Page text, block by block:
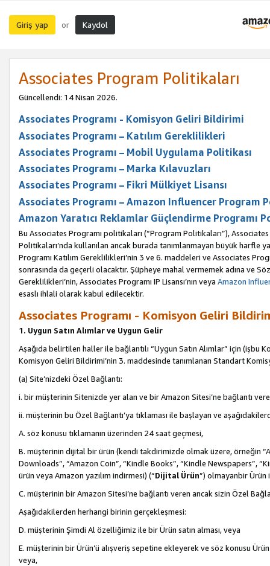
Giriş yap or Kaydol
Associates Program Politikaları
Güncellendi: 14 Nisan 2026.
Associates Programı - Komisyon Geliri Bildirimi
Associates Programı – Katılım Gereklilikleri
Associates Programı – Mobil Uygulama Politikası
Associates Programı – Marka Kılavuzları
Associates Programı – Fikri Mülkiyet Lisansı
Associates Programı – Amazon Influencer Program
Amazon Yaratıcı Reklamlar Güçlendirme Programı
Bu Associates Programı politikaları (“Program Politikaları”),
Politikaları’nda kullanılan ancak burada tanımlanmayan büyük harfle
Programı Katılım Gereklilikleri’nin 3 ve 6. maddeleri ve Associates
sonrasında da geçerli olacaktır. Şüpheye mahal vermemek adına ve
Gereklilikleri’nin, Associates Programı IP Lisansı’nın veya Amazon
esaslı ihlali olarak kabul edilecektir.
Associates Programı - Komisyon Geliri
1. Uygun Satın Alımlar ve Uygun Gelir
Aşağıda belirtilen haller ile bağlantılı “Uygun Satın Alımlar” için
Komisyon Geliri Bildirimi’nin 3. maddesinde tanımlanan Standart
(a) Site’nizdeki Özel Bağlantı:
i. bir müşterinin Sitenizde yer alan ve bir Amazon Sitesi’ne bağlantı
ii. müşterinin bu Özel Bağlantı’ya tıklaması ile başlayan ve
A. söz konusu tıklamanın üzerinden 24 saat geçmesi,
B. müşterinin dijital bir ürün (kendi takdirimizde olmak üzere, örneğin
Downloads”, “Amazon Coin”, “Kindle Books”, “Kindle Newspapers”,
ürün veya Amazon yazılım indirmesi) (“Dijital Ürün”) olmayanbir Ürün
C. müşterinin bir Amazon Sitesi’ne bağlantı veren ancak sizin Özel
Aşağıdakilerden herhangi birinin gerçekleşmesi:
D. müşterinin Şimdi Al özelliğimiz ile bir Ürün satın alması, veya
E. müşterinin bir Ürün’ü alışveriş sepetine ekleyerek ve söz konusu
veya,